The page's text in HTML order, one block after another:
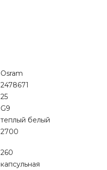
Osram
2478671
25
G9
теплый белый
2700
260
капсульная